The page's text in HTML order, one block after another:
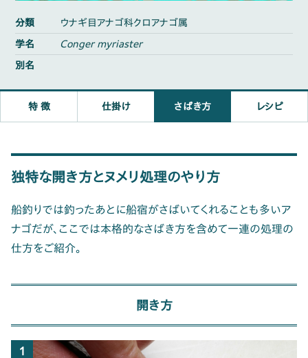
分類 ウナギ目アナゴ科クロアナゴ属
学名 Conger myriaster
別名
特 徴 仕掛け さばき方 レシピ
独特な開き方とヌメリ処理のやり方
船釣りでは釣ったあとに船宿がさばいてくれることも多いア
ナゴだが、ここでは本格的なさばき方を含めて一連の処理の
仕方をご紹介。
開き方
1